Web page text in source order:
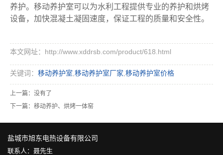
养护。移动养护室可以为水利工程提供专业的养护和烘烤
设备，加快混凝土凝固速度，保证工程的质量和安全性。
本文网址：http://www.xddrsb.com/product/618.html
关键词： 移动养护室 移动养护室厂家 移动养护室价格
上一篇：没有了
下一篇： 移动养护、烘烤一体窑
盐城市旭东电热设备有限公司
联系人：聂先生